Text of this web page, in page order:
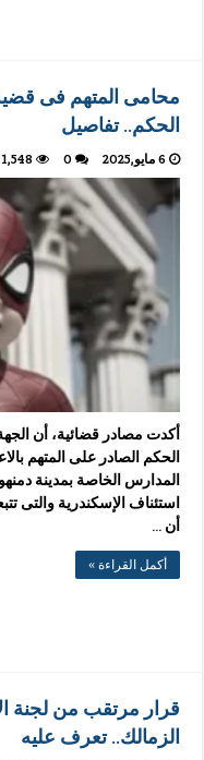
محامى المتهم فى
الحكم.. تفاصيل
6 مايو,2025 0
1,548
أكدت مصادر قضائية، أن
الحكم الصادر على المتهم
المدارس الخاصة بمدينة
استئناف الإسكندرية والتى
أن …
أكمل القراءة »
قرار مرتقب من لجنة
الزمالك.. تعرف عليه